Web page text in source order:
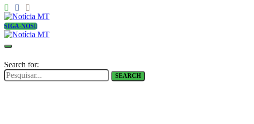
SIGA-NOS
Search for:
SEARCH